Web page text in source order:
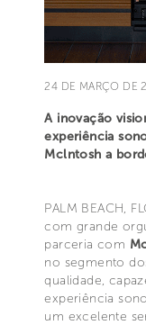
24 DE MARÇO DE
A inovação
experiência
Mclntosh a
PALM BEACH,
com grande
parceria com
no segmento
qualidade,
experiência
um excelente